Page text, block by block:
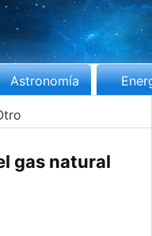
Astronomía
gas natural